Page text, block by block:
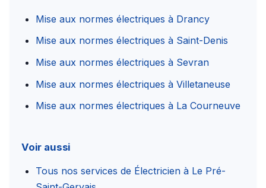
Mise aux normes électriques à Drancy
Mise aux normes électriques à Saint-Denis
Mise aux normes électriques à Sevran
Mise aux normes électriques à Villetaneuse
Mise aux normes électriques à La Courneuve
Voir aussi
Tous nos services de Électricien à Le Pré-